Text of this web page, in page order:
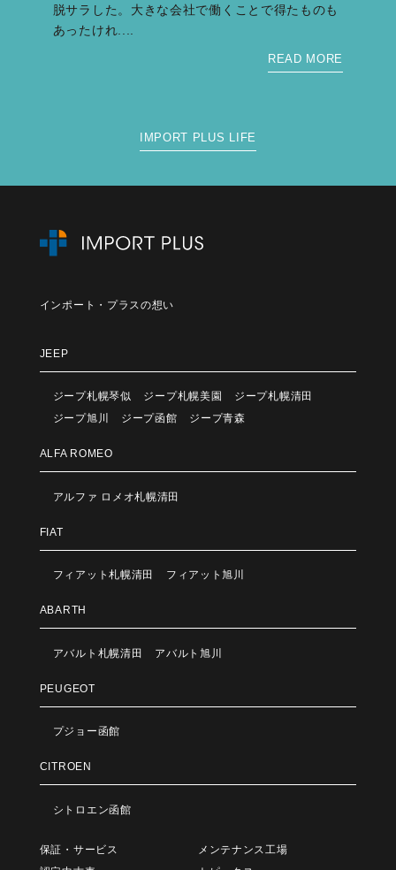
脱サラした。大きな会社で働くことで得たものも
あったけれ....
READ MORE
IMPORT PLUS LIFE
インポート・プラスの想い
JEEP
ジープ札幌琴似 ジープ札幌美園
ジープ札幌清田
ジープ旭川
ジープ函館 ジープ青森
ALFA ROMEO
アルファ ロメオ札幌清田
FIAT
フィアット札幌清田 フィアット旭川
ABARTH
アバルト札幌清田 アバルト旭川
PEUGEOT
プジョー函館
CITROEN
シトロエン函館
保証・サービス
メンテナンス工場